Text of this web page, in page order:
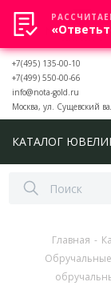
+7(495) 135-00-10
+7(499) 550-00-66
info@nota-gold.ru
Москва, ул. Сущевский
КАТАЛОГ
Главная -
Обручальные